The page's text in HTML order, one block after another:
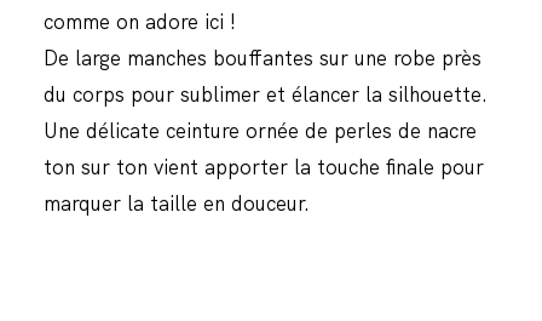
comme on adore ici !
De large manches bouffantes sur une robe près
du corps pour sublimer et élancer la silhouette.
Une délicate ceinture ornée de perles de nacre
ton sur ton vient apporter la touche finale pour
marquer la taille en douceur.